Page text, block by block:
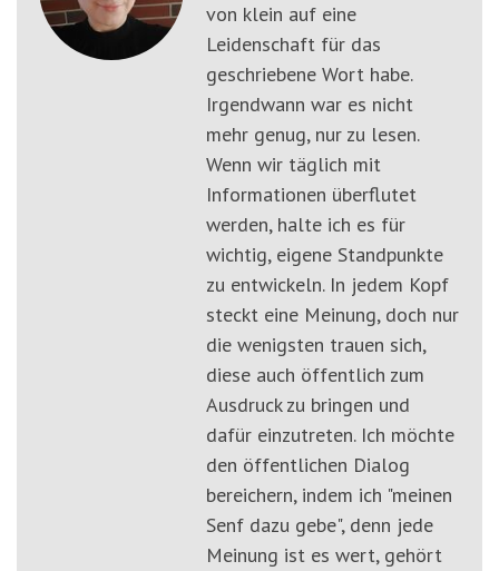
von klein auf eine
Leidenschaft für das
geschriebene Wort habe.
Irgendwann war es nicht
mehr genug, nur zu lesen.
Wenn wir täglich mit
Informationen überflutet
werden, halte ich es für
wichtig, eigene Standpunkte
zu entwickeln. In jedem Kopf
steckt eine Meinung, doch nur
die wenigsten trauen sich,
diese auch öffentlich zum
Ausdruck zu bringen und
dafür einzutreten. Ich möchte
den öffentlichen Dialog
bereichern, indem ich "meinen
Senf dazu gebe", denn jede
Meinung ist es wert, gehört